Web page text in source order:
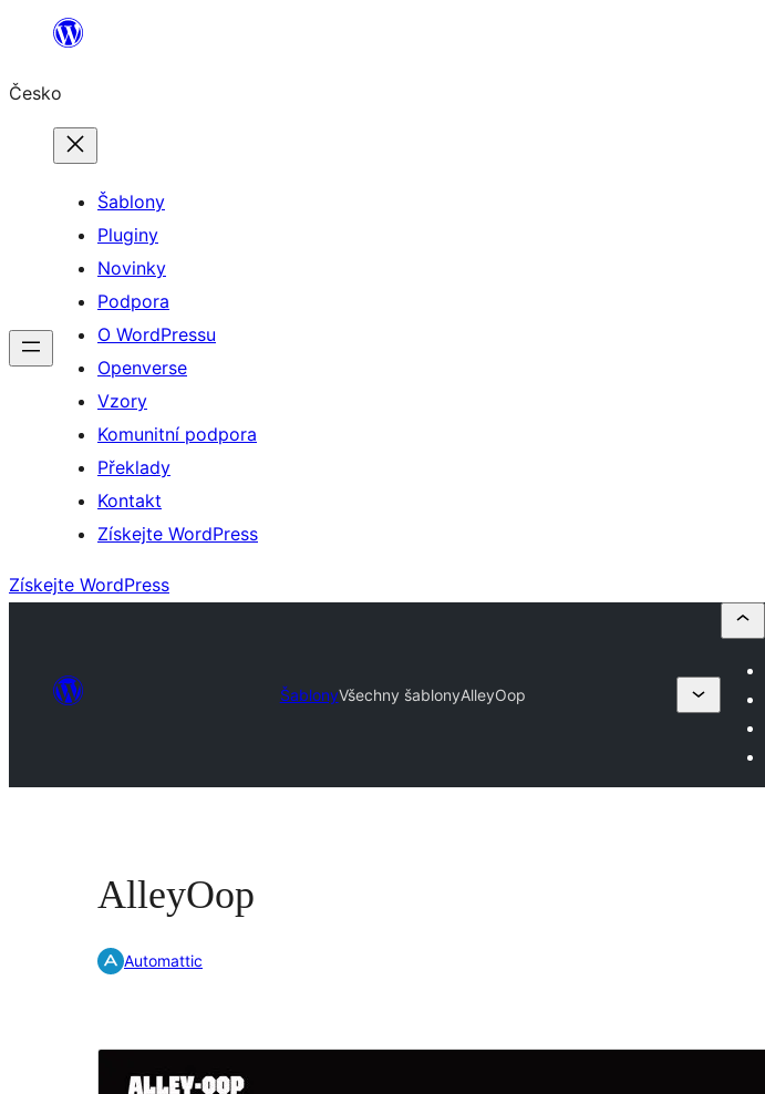
Přeskočit
obsah
Česko
Šablony
Pluginy
Novinky
Podpora
O WordPressu
Openverse
Vzory
Komunitní podpora
Překlady
Kontakt
Získejte WordPress
Získejte WordPress
ŠablonyVšechny šablonyAlleyOop
AlleyOop
Automattic